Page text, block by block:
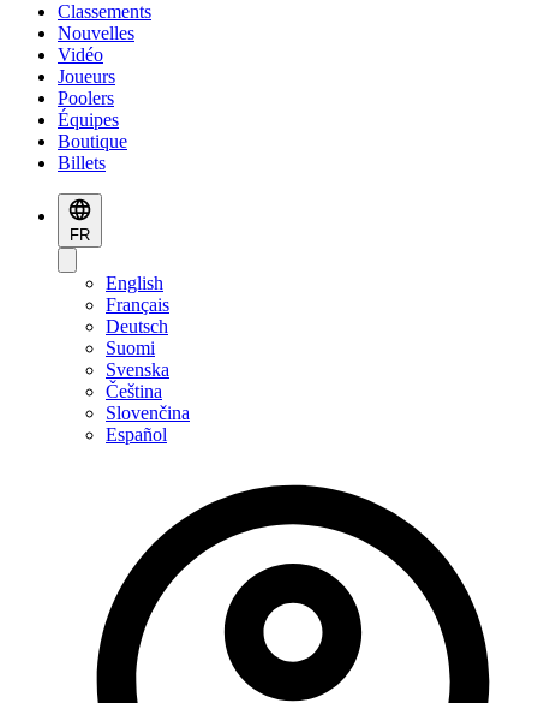
Classements
Nouvelles
Vidéo
Joueurs
Poolers
Équipes
Boutique
Billets
FR
English
Français
Deutsch
Suomi
Svenska
Čeština
Slovenčina
Español